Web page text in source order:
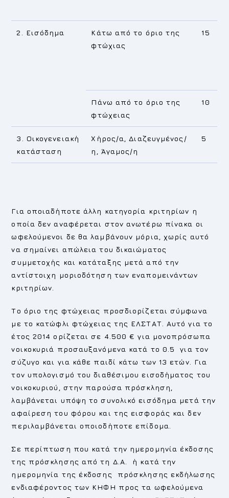
2. Εισόδημα
Κάτω από το όριο της
φτώχιας
15
Πάνω από το όριο της
φτώχειας
10
3. Οικογενειακή
κατάσταση
Χήρος/α, Διαζευγμένος/
η, Άγαμος/η
5
Για οποιαδήποτε άλλη κατηγορία κριτηρίων η
οποία δεν αναφέρεται στον ανωτέρω πίνακα οι
ωφελούμενοι δε θα λαμβάνουν μόρια, χωρίς αυτό
να σημαίνει απώλεια του δικαιώματος
συμμετοχής και κατάταξης μετά από την
αντίστοιχη μοριοδότηση των εναπομεινάντων
κριτηρίων.
Το όριο της φτώχειας προσδιορίζεται σύμφωνα
με το κατώφλι φτώχειας της ΕΛΣΤΑΤ. Αυτό για το
έτος 2014 ορίζεται σε 4.500 € για μονοπρόσωπα
νοικοκυριά προσαυξανόμενα κατά το 0.5 για τον
σύζυγο και για κάθε παιδί κάτω των 13 ετών. Για
τον υπολογισμό του διαθέσιμου εισοδήματος του
νοικοκυριού, στην παρούσα πρόσκληση,
λαμβάνεται υπόψη το συνολικό εισόδημα μετά την
αφαίρεση του φόρου και της εισφοράς και δεν
περιλαμβάνεται οποιοδήποτε επίδομα.
Σε περίπτωση που κατά την ημερομηνία έκδοσης
της πρόσκλησης από τη Δ.Α. ή κατά την
ημερομηνία της έκδοσης πρόσκλησης εκδήλωσης
ενδιαφέροντος των ΚΗΦΗ προς τα ωφελούμενα